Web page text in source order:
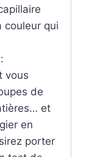
couleur qui
vous
de
et
en
porter